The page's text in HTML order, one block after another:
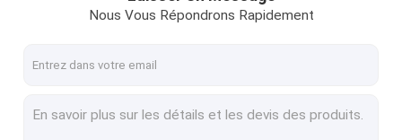
Nous Vous Répondrons Rapidement